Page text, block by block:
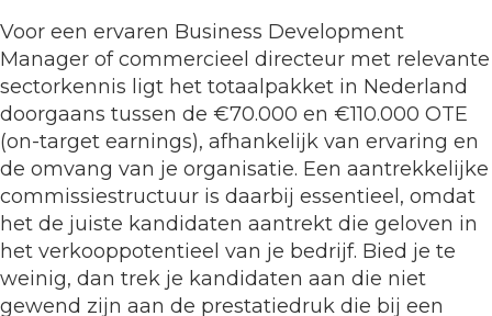
Voor een ervaren Business Development
Manager of commercieel directeur met relevante
sectorkennis ligt het totaalpakket in Nederland
doorgaans tussen de €70.000 en €110.000 OTE
(on-target earnings), afhankelijk van ervaring en
de omvang van je organisatie. Een aantrekkelijke
commissiestructuur is daarbij essentieel, omdat
het de juiste kandidaten aantrekt die geloven in
het verkooppotentieel van je bedrijf. Bied je te
weinig, dan trek je kandidaten aan die niet
gewend zijn aan de prestatiedruk die bij een